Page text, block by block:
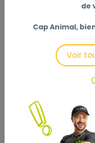
la brillance du poil)
répond aux besoins
• Graines de
• Glucosamine +
• Teneurs élevées en
• Taille de croquette
forme ronde
Composition :
de
Cap Animal,
Voir